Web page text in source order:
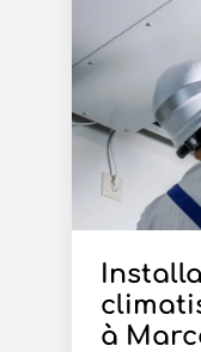
à